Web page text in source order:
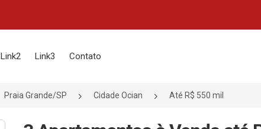
Link2 Link3 Contato
Praia Grande/SP Cidade Ocian Até R$ 550 mil